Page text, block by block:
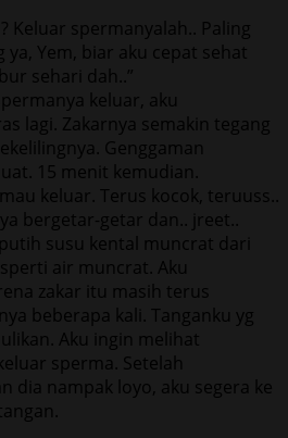
Keluar spermanyalah.. Paling
ya, Yem, biar aku cepat sehat
sehari dah..”
keluar, aku
lagi. Zakarnya semakin tegang
Genggaman
15 menit kemudian.
keluar. Terus kocok, teruuss..
bergetar-getar dan.. jreet..
susu kental muncrat dari
air muncrat. Aku
zakar itu masih terus
beberapa kali. Tanganku yg
Aku ingin melihat
sperma. Setelah
dia nampak loyo, aku segera ke